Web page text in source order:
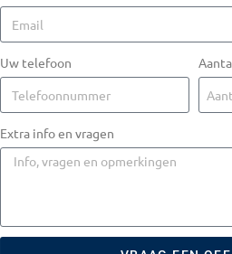
Uw telefoon
Extra info en vragen